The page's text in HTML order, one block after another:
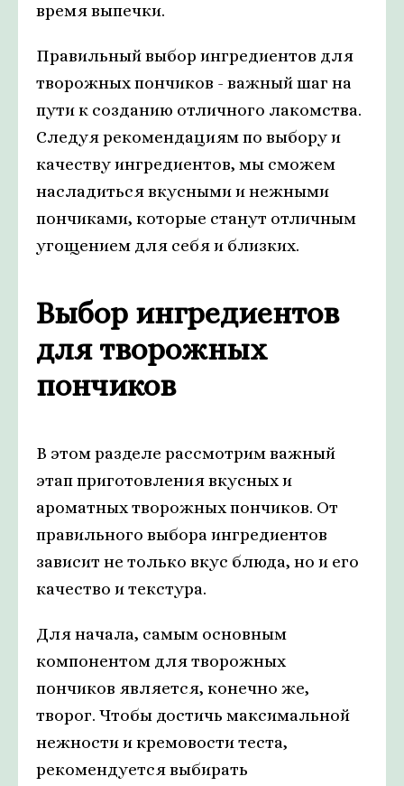
время выпечки.
Правильный выбор ингредиентов для
творожных пончиков - важный шаг на
пути к созданию отличного лакомства.
Следуя рекомендациям по выбору и
качеству ингредиентов, мы сможем
насладиться вкусными и нежными
пончиками, которые станут отличным
угощением для себя и близких.
Выбор ингредиентов
для творожных
пончиков
В этом разделе рассмотрим важный
этап приготовления вкусных и
ароматных творожных пончиков. От
правильного выбора ингредиентов
зависит не только вкус блюда, но и его
качество и текстура.
Для начала, самым основным
компонентом для творожных
пончиков является, конечно же,
творог. Чтобы достичь максимальной
нежности и кремовости теста,
рекомендуется выбирать